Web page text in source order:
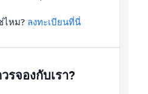
ไหม? ลงทะเบียนที่นี่
รจองกับเรา?